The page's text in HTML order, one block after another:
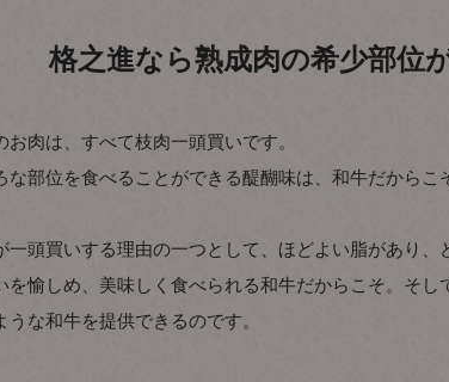
格之進なら熟成肉の希少部位
お肉は、すべて枝肉一頭買いです。
な部位を食べることができる醍醐味は、和牛だからこ
一頭買いする理由の一つとして、ほどよい脂があり
を愉しめ、美味しく食べられる和牛だからこそ。そし
うな和牛を提供できるのです。